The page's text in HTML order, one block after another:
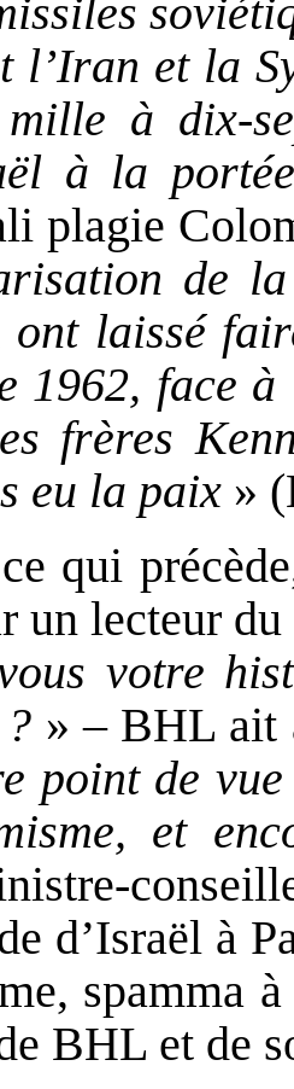
l’Iran et la
mille à dix-
à la
plagie
de
ont laissé
1962, face à
frères
eu la paix »
qui
un lecteur
votre
» – BHL ait
point de
et
d’Israël à
spamma
BHL et de